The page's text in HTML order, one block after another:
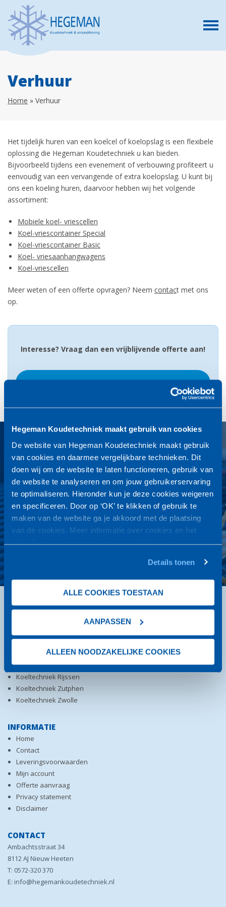
Hegeman Koudetechniek maakt gebruik van cookies
De website van Hegeman Koudetechniek maakt gebruik
van cookies en daarmee vergelijkbare technieken. Dit
doen wij om de website te laten functioneren, gebruik van
de website te analyseren en om jouw gebruikerservaring
te optimaliseren. Hieronder kun je deze cookies weigeren
en specificeren. Door op ‘OK’ te klikken of gebruik te
maken van de website ga je akkoord met de plaatsing
van de cookies. Meer informatie over cookies en het
gebruik van persoonsgegevens door Hegeman
Details tonen
ALLE COOKIES TOESTAAN
AANPASSEN
ALLEEN NOODZAKELIJKE COOKIES
Verhuur
Home » Verhuur
Het tijdelijk huren van een koelcel of koelopslag is een flexibele
oplossing die Hegeman Koudetechniek u kan bieden.
Bijvoorbeeld tijdens een evenement of verbouwing profiteert u
eenvoudig van een vervangende of extra koelopslag. U kunt bij
ons een koeling huren, daarvoor hebben wij het volgende
assortiment:
Mobiele koel- vriescellen
Koel-vriescontainer Special
Koel-vriescontainer Basic
Koel- vriesaanhangwagens
Koel-vriescellen
Meer weten of een offerte opvragen? Neem contact met ons
op.
Interesse? Vraag dan een vrijblijvende offerte aan!
OFFERTE AANVRAGEN
24 uur service
Wij zijn het hele jaar door 7 dagen per week en 24 uur per dag
bereikbaar voor uw koeltechnische installaties.
Door onze jarenlange praktijkervaring kunnen wij snel en
vakkundig van dienst zijn.
Vragen? Bel of mail ons: 0572-320 370 |
info@hegemankoudetechniek.nl
DIENSTEN
Verhuur
Koeltechniek Almelo
Koeltechniek Deventer
Koeltechniek Rijssen
Koeltechniek Zutphen
Koeltechniek Zwolle
INFORMATIE
Home
Contact
Leveringsvoorwaarden
Mijn account
Offerte aanvraag
Privacy statement
Disclaimer
CONTACT
Ambachtsstraat 34
8112 AJ Nieuw Heeten
T: 0572-320 370
E: info@hegemankoudetechniek.nl